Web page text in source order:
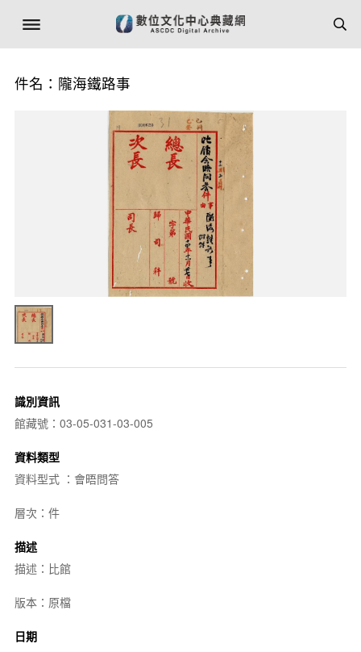
件名：隴海鐵路事
識別資訊
館藏號：03-05-031-03-005
資料類型
資料型式 ：會晤問答
層次：件
描述
描述：比館
版本：原檔
日期